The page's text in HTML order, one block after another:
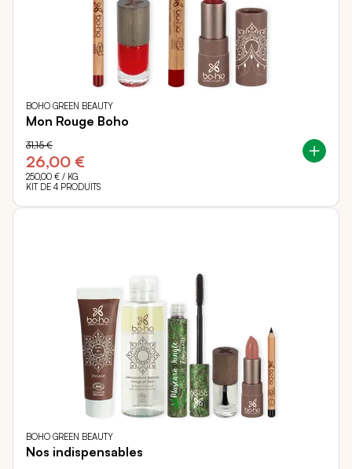
BOHO GREEN BEAUTY
Mon Rouge Boho
26,00 €
31,15 €
250,00 € / KG
KIT DE 4 PRODUITS
BOHO GREEN BEAUTY
Nos indispensables